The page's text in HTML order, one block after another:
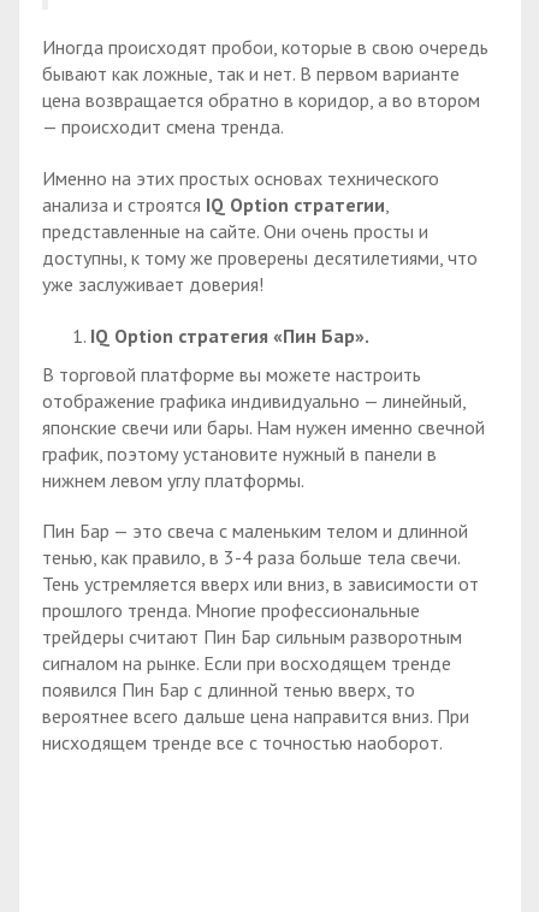
Иногда происходят пробои, которые в свою очередь
бывают как ложные, так и нет. В первом варианте
цена возвращается обратно в коридор, а во втором
— происходит смена тренда.
Именно на этих простых основах технического
анализа и строятся IQ Option стратегии
представленные на сайте. Они очень просты и
доступны, к тому же проверены десятилетиями, что
уже заслуживает доверия!
IQ Option стратегия «Пин Бар».
В торговой платформе вы можете настроить
отображение графика индивидуально — линейный,
японские свечи или бары. Нам нужен именно свечной
график, поэтому установите нужный в панели в
нижнем левом углу платформы.
Пин Бар — это свеча с маленьким телом и длинной
тенью, как правило, в 3-4 раза больше тела свечи.
Тень устремляется вверх или вниз, в зависимости от
прошлого тренда. Многие профессиональные
трейдеры считают Пин Бар сильным разворотным
сигналом на рынке. Если при восходящем тренде
появился Пин Бар с длинной тенью вверх, то
вероятнее всего дальше цена направится вниз. При
нисходящем тренде все с точностью наоборот.